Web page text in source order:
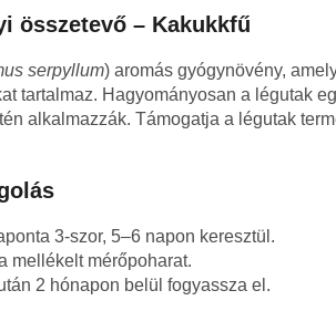
összetevő – Kakukkfű
serpyllum) aromás gyógynövény,
tartalmaz. Hagyományosan a légutak
alkalmazzák. Támogatja a légutak
3-szor, 5–6 napon keresztül.
mellékelt mérőpoharat.
2 hónapon belül fogyassza el.